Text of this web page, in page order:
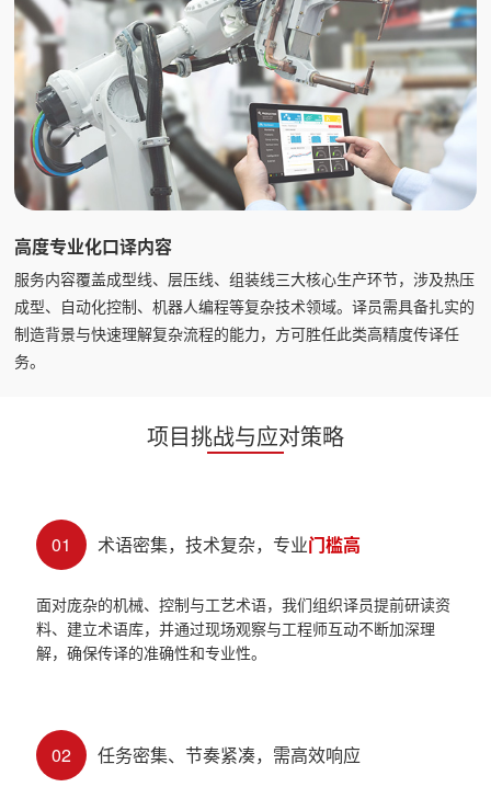
高度专业化口译内容
服务内容覆盖成型线、层压线、组装线三大核心生产环节，涉及热压
成型、自动化控制、机器人编程等复杂技术领域。译员需具备扎实的
制造背景与快速理解复杂流程的能力，方可胜任此类高精度传译任
务。
项目挑战与应对策略
01 术语密集，技术复杂，专业门槛高
面对庞杂的机械、控制与工艺术语，我们组织译员提前研读资
料、建立术语库，并通过现场观察与工程师互动不断加深理
解，确保传译的准确性和专业性。
02 任务密集、节奏紧凑，需高效响应